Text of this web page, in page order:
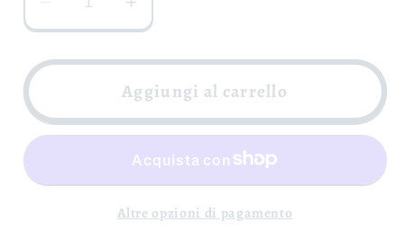
Diminuisci
quantità
per
Falanghina
DOC
Vini
Contrada
Aumenta
quantità
per
Irpinia
DOC
-
Vini
Contrada
Aggiungi al carrello
Altre opzioni di pagamento